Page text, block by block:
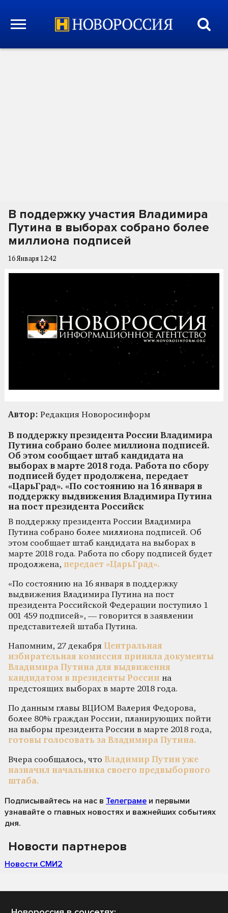
В поддержку участия Владимира
Путина в выборах собрано более
миллиона подписей
16 Января 12:42
Автор: Редакция Новоросинформ
В поддержку президента России Владимира
Путина собрано более миллиона подписей.
Об этом сообщает штаб кандидата на
выборах в марте 2018 года. Работа по сбору
подписей будет продолжена, передает
«ЦарьГрад». «По состоянию на 16 января в
поддержку выдвижения Владимира Путина
на пост президента Российск
В поддержку президента России Владимира
Путина собрано более миллиона подписей. Об
этом сообщает штаб кандидата на выборах в
марте 2018 года. Работа по сбору подписей будет
продолжена, передает «ЦарьГрад».
«По состоянию на 16 января в поддержку
выдвижения Владимира Путина на пост
президента Российской Федерации поступило 1
001 459 подписей», — говорится в заявлении
представителей штаба Путина.
Напомним, 27 декабря Центральная
избирательная комиссия приняла документы
Владимира Путина для выдвижения
кандидатом в президенты России на
предстоящих выборах в марте 2018 года.
По данным главы ВЦИОМ Валерия Федорова,
более 80% граждан России, планирующих пойти
на выборы президента России в марте 2018 года,
готовы голосовать за Владимира Путина.
Вчера сообщалось, что Владимир Путин уже
назначил начальника своего предвыборного
штаба.
Подписывайтесь на нас в Телеграме и первыми
узнавайте о главных новостях и важнейших событиях
дня.
Новости партнеров
Новости СМИ2